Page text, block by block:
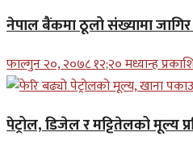
नेपाल बैंकमा ठूलो संख्यामा
फाल्गुन २०, २०७८ १२;२० मध्यान्ह
पेट्रोल, डिजेल र मट्टितेलको मूल्य